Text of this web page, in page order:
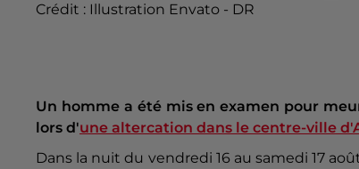
Crédit : Illustration Envato - DR
Un homme a été mis en examen pour
lors d'une altercation dans le centre-ville
Dans la nuit du vendredi 16 au samedi 17